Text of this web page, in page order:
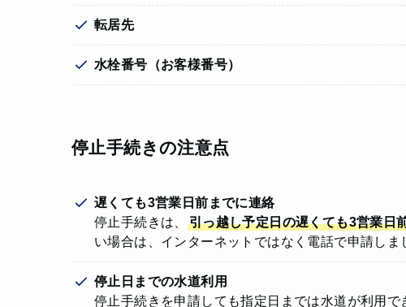
転居先
水栓番号（お客様番号）
停止手続きの注意点
遅くても3営業日前までに連絡
停止手続きは、
引っ越し予定日の遅くても3営業日
い場合は、インターネットではなく電話で申請しま
停止日までの水道利用
停止手続きを申請しても指定日までは水道が利用